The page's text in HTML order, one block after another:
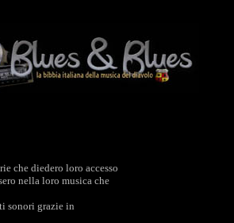
che diedero loro accesso
nella loro musica che
sonori grazie in